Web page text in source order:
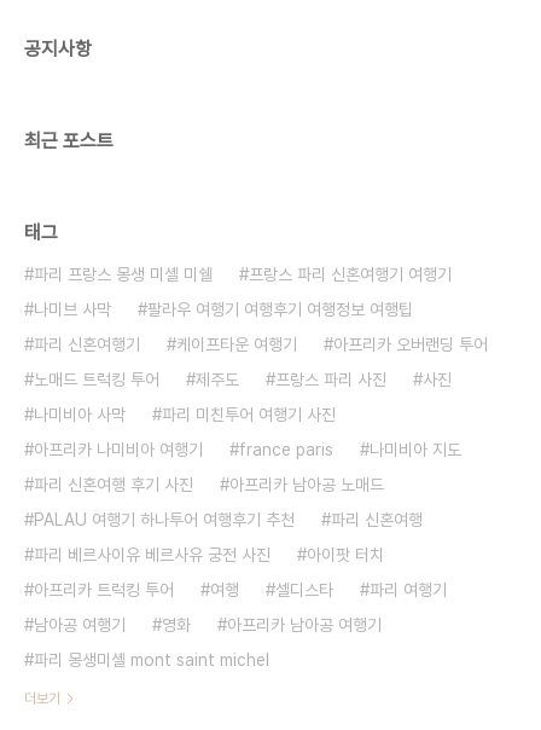
공지사항
최근 포스트
태그
파리 프랑스 몽생 미셸 미쉘
프랑스 파리 신혼여행기 여행기
나미브 사막
팔라우 여행기 여행후기 여행정보 여행팁
파리 신혼여행기
케이프타운 여행기
아프리카 오버랜딩 투어
노매드 트럭킹 투어
제주도 프랑스 파리 사진
사진
나미비아 사막
파리 미친투어 여행기 사진
아프리카 나미비아 여행기
france paris
나미비아 지도
파리 신혼여행 후기 사진
아프리카 남아공 노매드
PALAU 여행기 하나투어 여행후기 추천
파리 신혼여행
파리 베르사이유 베르사유 궁전 사진
아이팟 터치
아프리카 트럭킹 투어
여행 셀디스타
파리 여행기
남아공 여행기
영화
아프리카 남아공 여행기
파리 몽생미셸 mont saint michel
더보기